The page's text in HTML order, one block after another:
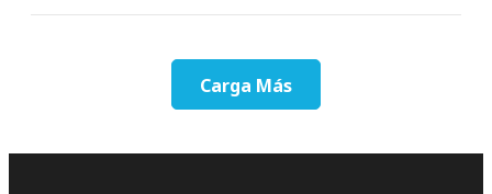
Carga Más